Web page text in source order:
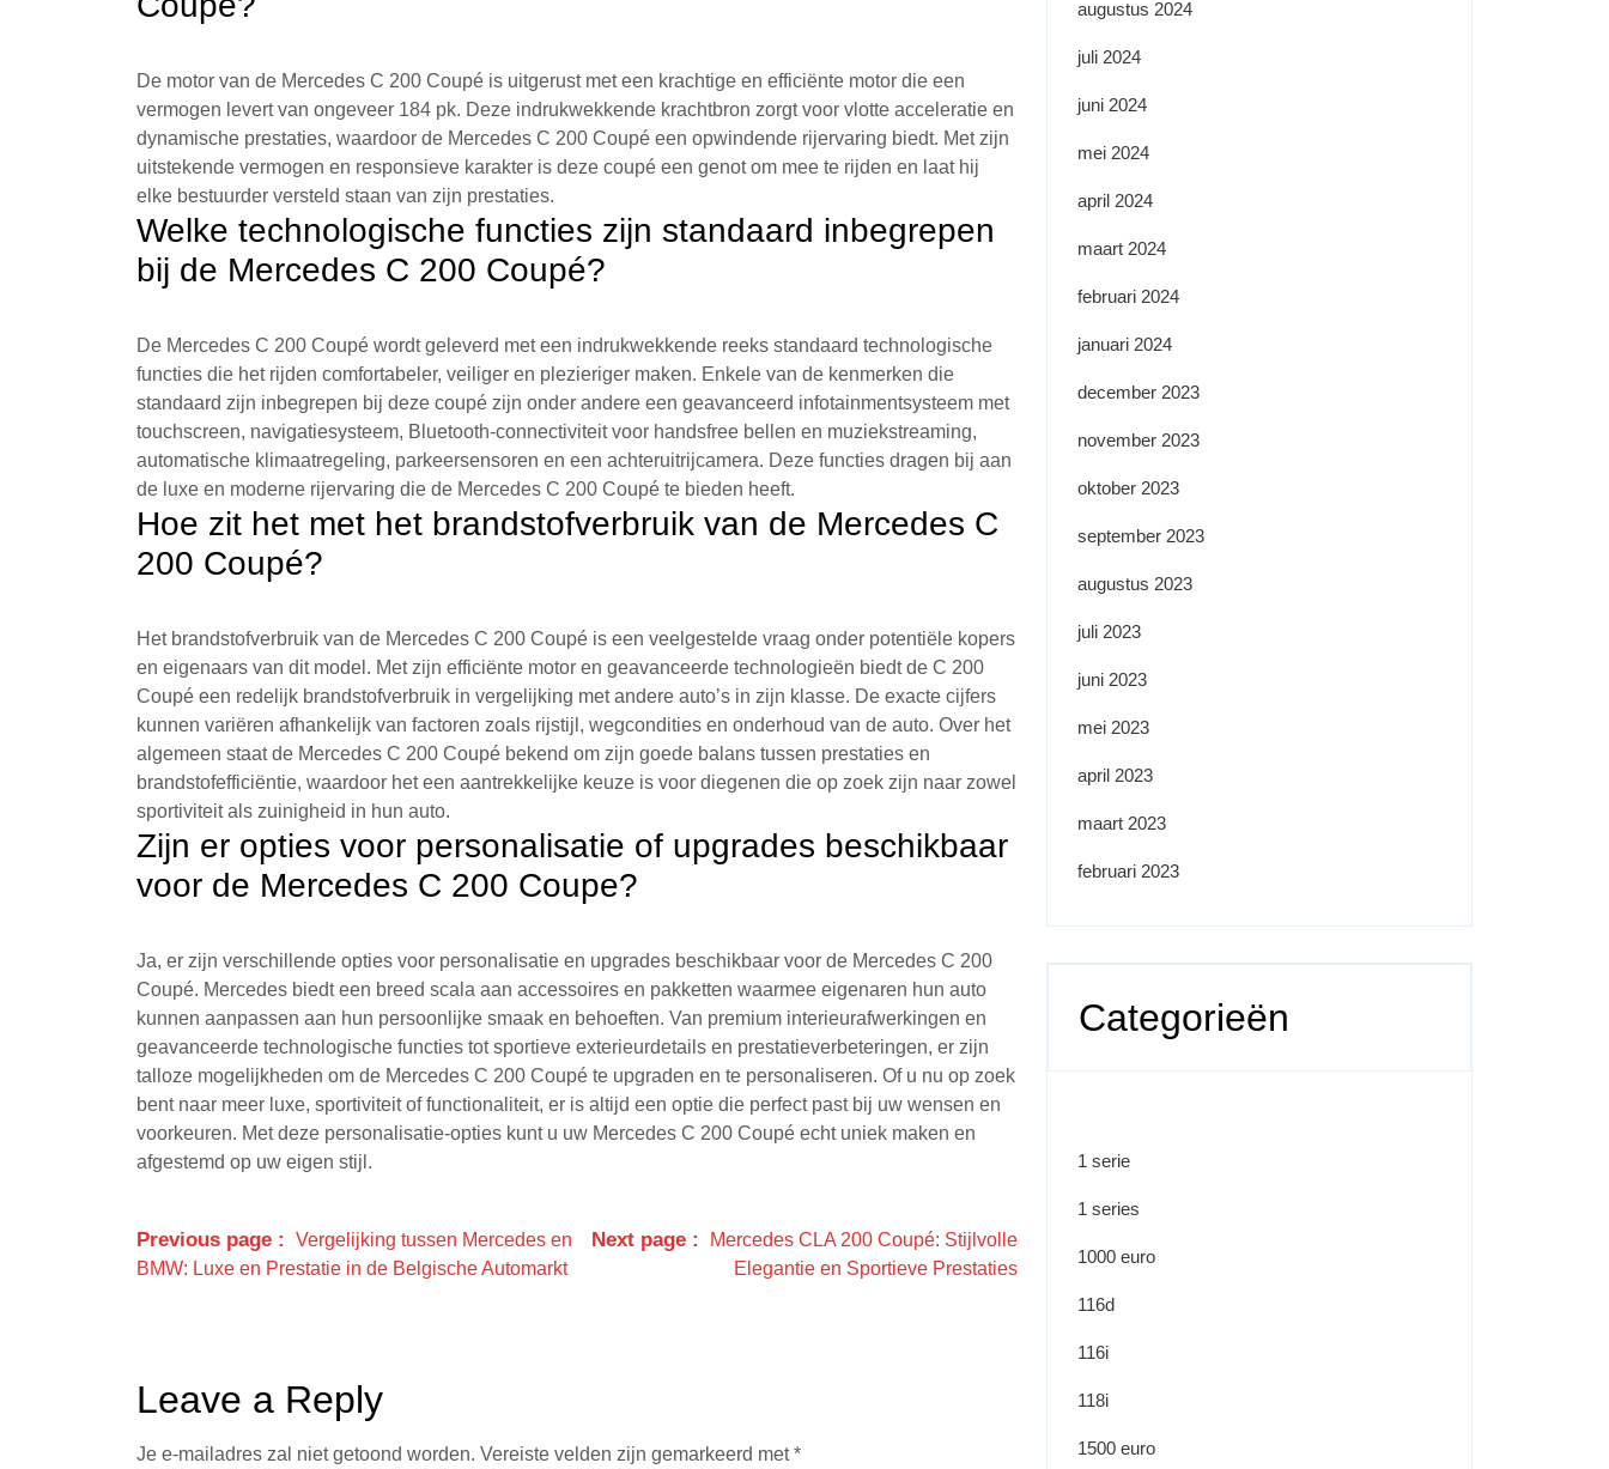
De motor van de Mercedes C 200 Coupé is uitgerust met een krachtige en efficiënte motor die een
vermogen levert van ongeveer 184 pk. Deze indrukwekkende krachtbron zorgt voor vlotte acceleratie en
dynamische prestaties, waardoor de Mercedes C 200 Coupé een opwindende rijervaring biedt. Met zijn
uitstekende vermogen en responsieve karakter is deze coupé een genot om mee te rijden en laat hij
elke bestuurder versteld staan van zijn prestaties.
Welke technologische functies zijn standaard inbegrepen
bij de Mercedes C 200 Coupé?
De Mercedes C 200 Coupé wordt geleverd met een indrukwekkende reeks standaard technologische
functies die het rijden comfortabeler, veiliger en plezieriger maken. Enkele van de kenmerken die
standaard zijn inbegrepen bij deze coupé zijn onder andere een geavanceerd infotainmentsysteem met
touchscreen, navigatiesysteem, Bluetooth-connectiviteit voor handsfree bellen en muziekstreaming,
automatische klimaatregeling, parkeersensoren en een achteruitrijcamera. Deze functies dragen bij aan
de luxe en moderne rijervaring die de Mercedes C 200 Coupé te bieden heeft.
Hoe zit het met het brandstofverbruik van de Mercedes C
200 Coupé?
Het brandstofverbruik van de Mercedes C 200 Coupé is een veelgestelde vraag onder potentiële kopers
en eigenaars van dit model. Met zijn efficiënte motor en geavanceerde technologieën biedt de C 200
Coupé een redelijk brandstofverbruik in vergelijking met andere auto’s in zijn klasse. De exacte cijfers
kunnen variëren afhankelijk van factoren zoals rijstijl, wegcondities en onderhoud van de auto. Over het
algemeen staat de Mercedes C 200 Coupé bekend om zijn goede balans tussen prestaties en
brandstofefficiëntie, waardoor het een aantrekkelijke keuze is voor diegenen die op zoek zijn naar zowel
sportiviteit als zuinigheid in hun auto.
Zijn er opties voor personalisatie of upgrades beschikbaar
voor de Mercedes C 200 Coupe?
Ja, er zijn verschillende opties voor personalisatie en upgrades beschikbaar voor de Mercedes C 200
Coupé. Mercedes biedt een breed scala aan accessoires en pakketten waarmee eigenaren hun auto
kunnen aanpassen aan hun persoonlijke smaak en behoeften. Van premium interieurafwerkingen en
geavanceerde technologische functies tot sportieve exterieurdetails en prestatieverbeteringen, er zijn
talloze mogelijkheden om de Mercedes C 200 Coupé te upgraden en te personaliseren. Of u nu op zoek
bent naar meer luxe, sportiviteit of functionaliteit, er is altijd een optie die perfect past bij uw wensen en
voorkeuren. Met deze personalisatie-opties kunt u uw Mercedes C 200 Coupé echt uniek maken en
afgestemd op uw eigen stijl.
Previous page
Vergelijking tussen Mercedes en
BMW: Luxe en Prestatie in de Belgische Automarkt
Next page
Mercedes CLA 200 Coupé: Stijlvolle
Elegantie en Sportieve Prestaties
Leave a Reply
Je e-mailadres zal niet getoond worden. Vereiste velden zijn gemarkeerd met*
augustus 2024
juli 2024
juni 2024
mei 2024
april 2024
maart 2024
februari 2024
januari 2024
december 2023
november 2023
oktober 2023
september 2023
augustus 2023
juli 2023
juni 2023
mei 2023
april 2023
maart 2023
februari 2023
Categorieën
1 serie
1 series
1000 euro
116d
116i
118i
1500 euro